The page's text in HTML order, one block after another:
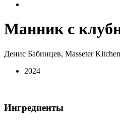
Манник с
Денис Бабинцев, Masseter
2024
Ингредиенты